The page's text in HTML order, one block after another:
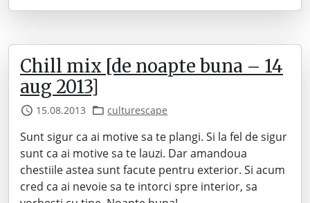
Chill mix [de noapte buna – 14
aug 2013]
15.08.2013 culturescape
Sunt sigur ca ai motive sa te plangi. Si la fel de sigur
sunt ca ai motive sa te lauzi. Dar amandoua
chestiile astea sunt facute pentru exterior. Si acum
cred ca ai nevoie sa te intorci spre interior, sa